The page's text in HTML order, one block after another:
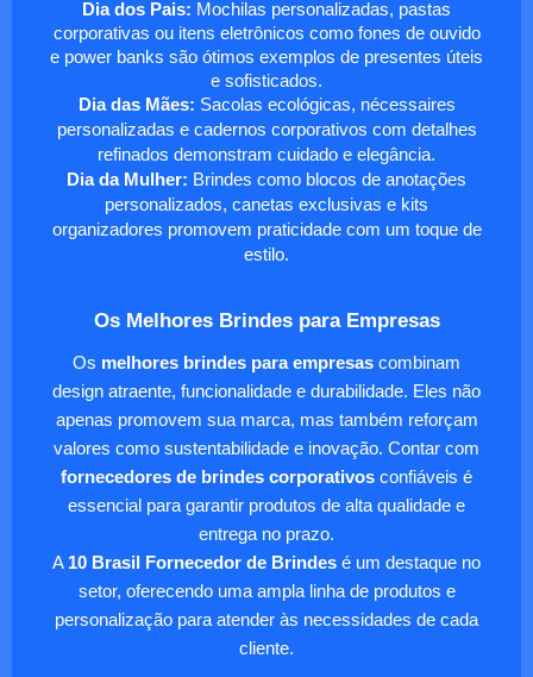
Dia dos Pais: Mochilas personalizadas, pastas
corporativas ou itens eletrônicos como fones de ouvido
e power banks são ótimos exemplos de presentes úteis
e sofisticados.
Dia das Mães: Sacolas ecológicas, nécessaires
personalizadas e cadernos corporativos com detalhes
refinados demonstram cuidado e elegância.
Dia da Mulher: Brindes como blocos de anotações
personalizados, canetas exclusivas e kits
organizadores promovem praticidade com um toque de
estilo.
Os Melhores Brindes para Empresas
Os melhores brindes para empresas combinam
design atraente, funcionalidade e durabilidade. Eles não
apenas promovem sua marca, mas também reforçam
valores como sustentabilidade e inovação. Contar com
fornecedores de brindes corporativos confiáveis é
essencial para garantir produtos de alta qualidade e
entrega no prazo.
A 10 Brasil Fornecedor de Brindes é um destaque no
setor, oferecendo uma ampla linha de produtos e
personalização para atender às necessidades de cada
cliente.